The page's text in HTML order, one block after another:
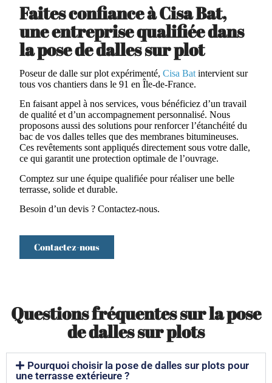
Faites confiance à Cisa Bat,
une entreprise qualifiée dans
la pose de dalles sur plot
Poseur de dalle sur plot expérimenté, Cisa Bat intervient sur
tous vos chantiers dans le 91 en Île-de-France.
En faisant appel à nos services, vous bénéficiez d’un travail
de qualité et d’un accompagnement personnalisé. Nous
proposons aussi des solutions pour renforcer l’étanchéité du
bac de vos dalles telles que des membranes bitumineuses.
Ces revêtements sont appliqués directement sous votre dalle,
ce qui garantit une protection optimale de l’ouvrage.
Comptez sur une équipe qualifiée pour réaliser une belle
terrasse, solide et durable.
Besoin d’un devis ? Contactez-nous.
Contactez-nous
Questions fréquentes sur la pose
de dalles sur plots
Pourquoi choisir la pose de dalles sur plots pour
une terrasse extérieure ?